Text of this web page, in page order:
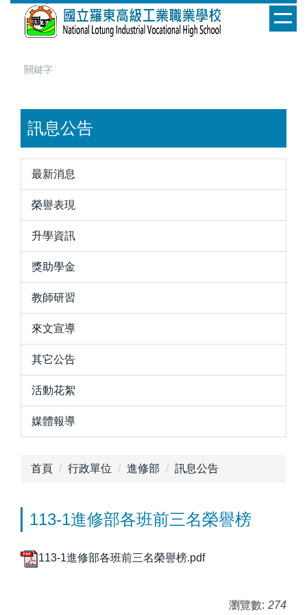
訊息公告
最新消息
榮譽表現
升學資訊
獎助學金
教師研習
來文宣導
其它公告
活動花絮
媒體報導
首頁 行政單位 進修部 訊息公告
113-1進修部各班前三名榮譽榜
113-1進修部各班前三名榮譽榜.pdf
瀏覽數: 274